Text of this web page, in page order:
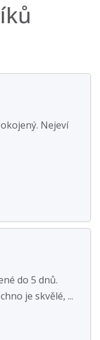
Nejeví
do 5 dnů.
je skvělé, ...